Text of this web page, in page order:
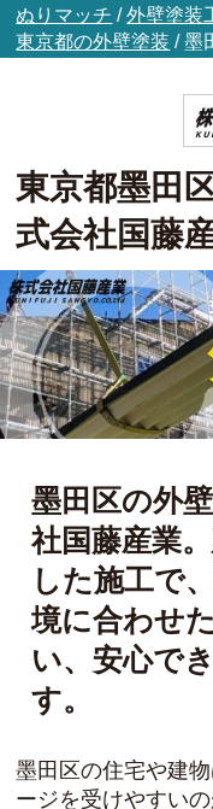
ぬりマッチ /外壁塗装
東京都の外壁塗装 /墨
東京都墨田区の
式会社国藤
墨田区の外
社国藤産業
した施工で
境に合わせ
い、安心で
す。
墨田区の住宅や建
ージを受けやすい